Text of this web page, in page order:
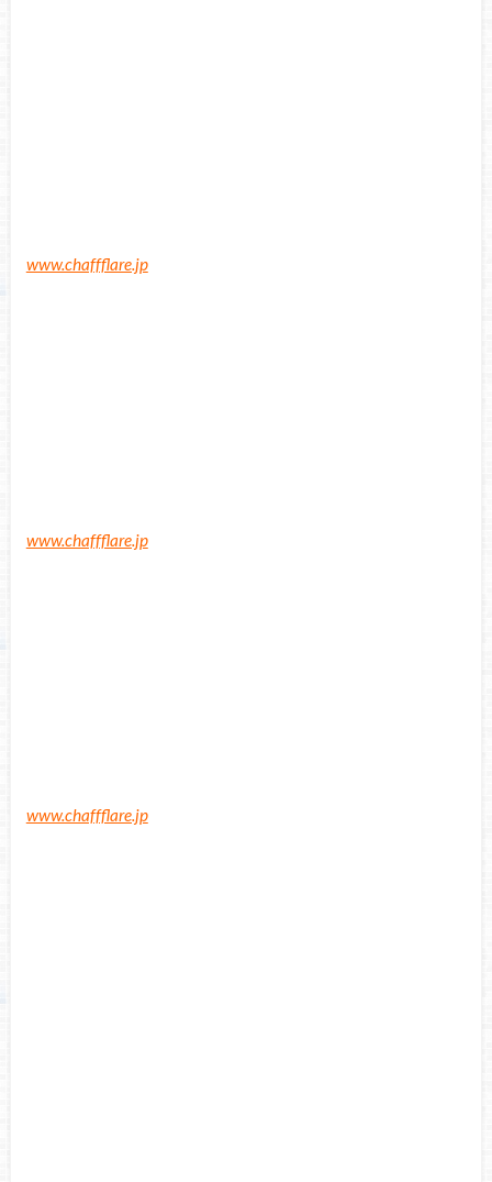
www.chaffflare.jp
www.chaffflare.jp
www.chaffflare.jp